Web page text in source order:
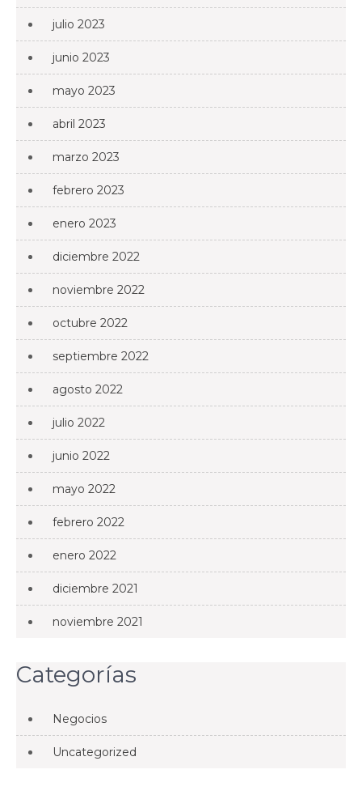
julio 2023
junio 2023
mayo 2023
abril 2023
marzo 2023
febrero 2023
enero 2023
diciembre 2022
noviembre 2022
octubre 2022
septiembre 2022
agosto 2022
julio 2022
junio 2022
mayo 2022
febrero 2022
enero 2022
diciembre 2021
noviembre 2021
Categorías
Negocios
Uncategorized